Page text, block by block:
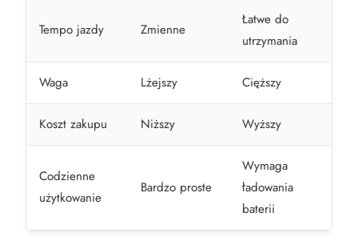
Tempo jazdy Zmienne
Łatwe do
utrzymania
Waga Lżejszy Cięższy
Koszt zakupu Niższy Wyższy
Codzienne
użytkowanie
Bardzo proste
Wymaga
ładowania
baterii